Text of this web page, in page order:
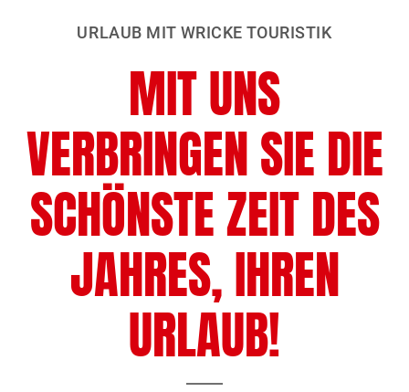
URLAUB MIT WRICKE TOURISTIK
MIT UNS
VERBRINGEN SIE DIE
SCHÖNSTE ZEIT DES
JAHRES, IHREN
URLAUB!